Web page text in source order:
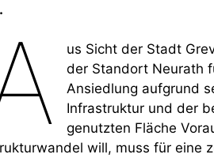
us Sicht der Stadt
der Standort Neurath
Ansiedlung aufgrund
Infrastruktur und der
genutzten Fläche
will, muss für eine